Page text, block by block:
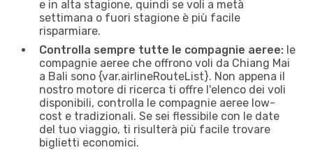
e in alta stagione, quindi se voli a metà
settimana o fuori stagione è più facile
risparmiare.
Controlla sempre tutte le compagnie aeree: le
compagnie aeree che offrono voli da Chiang Mai
a Bali sono {​var.airlineRouteList}. Non appena il
nostro motore di ricerca ti offre l'elenco dei voli
disponibili, controlla le compagnie aeree low-
cost e tradizionali. Se sei flessibile con le date
del tuo viaggio, ti risulterà più facile trovare
biglietti economici.